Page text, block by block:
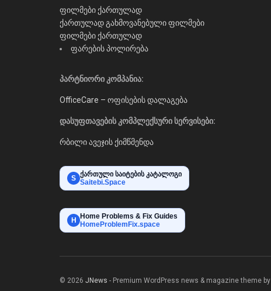
ფილმები ქართულად
ქართულად გახმოვანებული ფილმები
ფილმები ქართულად
ფარების პოლირება
პარტნიორი კომპანია:
OfficeCare – ოფისების დალაგება
დასუფთავების კომპლექსური სერვისები:
რბილი ავეჯის ქიმწმენდა
S ქართული საიტების კატალოგი
Saitebi.Space
H
Home Problems & Fix Guides
HomeProblemFix.space
© 2026 JNews - Premium WordPress news & magazine theme by